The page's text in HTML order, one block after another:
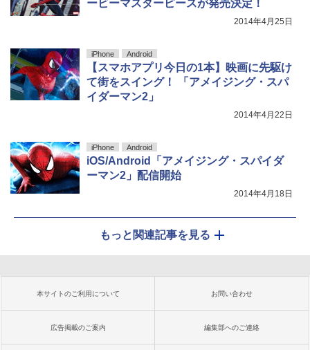
ービーマスターピースが発売決定！
2014年4月25日
iPhone Android
【スマホアプリ今日の1本】映画に先駆け
て街をスイング！ 「アメイジング・スパ
イダーマン2」
2014年4月22日
iPhone Android
iOS/Android「アメイジング・スパイダ
ーマン2」配信開始
2014年4月18日
もっと関連記事を見る
本サイトのご利用について お問い合わせ
広告掲載のご案内 編集部へのご連絡